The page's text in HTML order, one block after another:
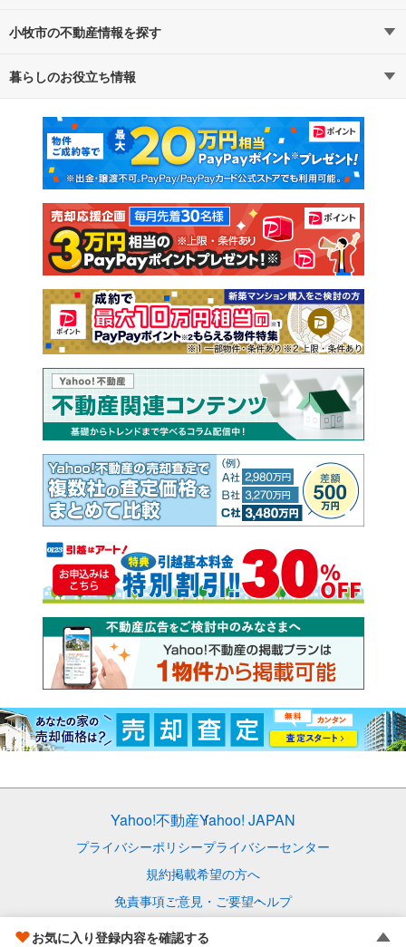
お気に入り登録内容を確認する
路線・駅から探す
通勤・通学時間から探す
小牧市の不動産情報を探す
不動産・住宅
新築マンション 中古マンション
新築一戸建て 中古一戸建て
注文住宅 土地
売却査定
暮らしのお役立ち情報
マンションカタログ 教えて！住まいの先生
Yahoo!不動産Yahoo! JAPAN
プライバシーポリシープライバシーセンター
規約掲載希望の方へ
免責事項ご意見・ご要望ヘルプ
© LY Corporation